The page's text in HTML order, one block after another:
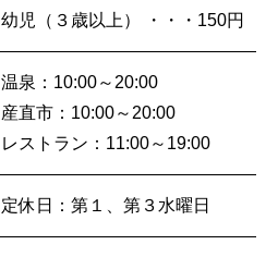
幼児（３歳以上） ・・・150円
温泉：10:00～20:00
産直市：10:00～20:00
レストラン：11:00～19:00
定休日：第１、第３水曜日